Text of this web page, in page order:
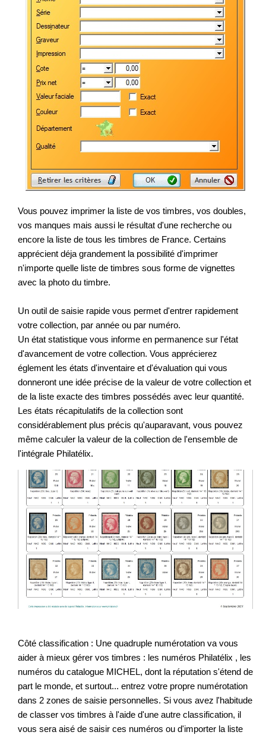
Vous pouvez imprimer la liste de vos timbres, vos doubles,
vos manques mais aussi le résultat d'une recherche ou
encore la liste de tous les timbres de France. Certains
apprécient déja grandement la possibilité d'imprimer
n'importe quelle liste de timbres sous forme de vignettes
avec la photo du timbre.
Un outil de saisie rapide vous permet d'entrer rapidement
votre collection, par année ou par numéro.
Un état statistique vous informe en permanence sur l'état
d'avancement de votre collection. Vous apprécierez
églement les états d'inventaire et d'évaluation qui vous
donneront une idée précise de la valeur de votre collection et
de la liste exacte des timbres possédés avec leur quantité.
Les états récapitulatifs de la collection sont
considérablement plus précis qu'auparavant, vous pouvez
même calculer la valeur de la collection de l'ensemble de
l'intégrale Philatélix.
Côté classification : Une quadruple numérotation va vous
aider à mieux gérer vos timbres : les numéros Philatélix , les
numéros du catalogue MICHEL, dont la réputation s'étend de
part le monde, et surtout... entrez votre propre numérotation
dans 2 zones de saisie personnelles. Si vous avez l'habitude
de classer vos timbres à l'aide d'une autre classification, il
vous sera aisé de saisir ces numéros ou d'importer la liste